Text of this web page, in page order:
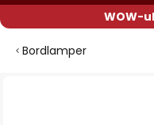
WOW-
Bordlamper